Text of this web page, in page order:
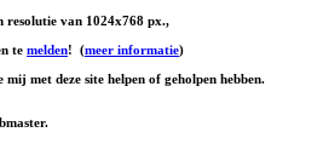
resolutie van 1024x768 px.,
te melden! (meer informatie)
met deze site helpen of geholpen hebben.